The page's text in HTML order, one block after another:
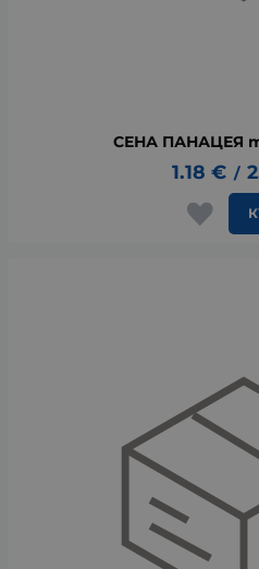
СЕНА ПАНАЦЕЯ
1.18 € /